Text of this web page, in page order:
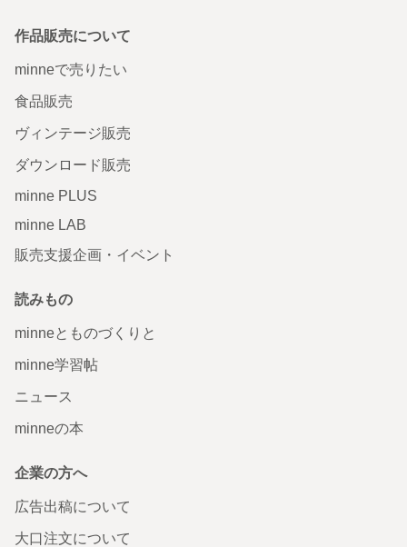
作品販売について
minneで売りたい
食品販売
ヴィンテージ販売
ダウンロード販売
minne PLUS
minne LAB
販売支援企画・イベント
読みもの
minneとものづくりと
minne学習帖
ニュース
minneの本
企業の方へ
広告出稿について
大口注文について